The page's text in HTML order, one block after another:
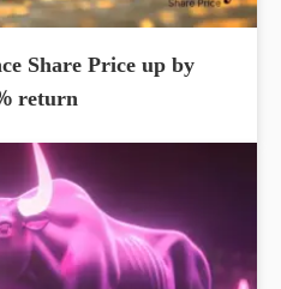
Share Price up by
return